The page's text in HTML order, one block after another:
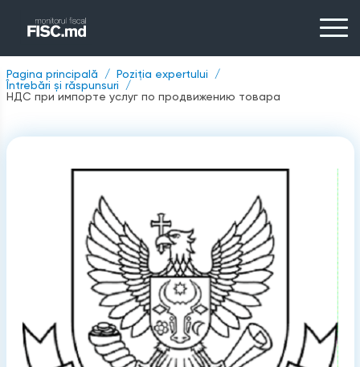
Pagina principală
Poziția expertului
Întrebări și răspunsuri
НДС при импорте услуг по продвижению товара